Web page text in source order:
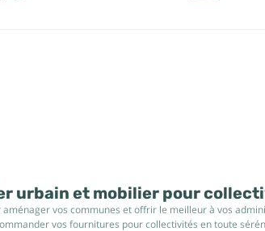
urbain et mobilier pour
vos communes et offrir le meilleur à vos
vos fournitures pour collectivités en toute